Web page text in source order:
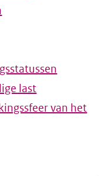
last
van het